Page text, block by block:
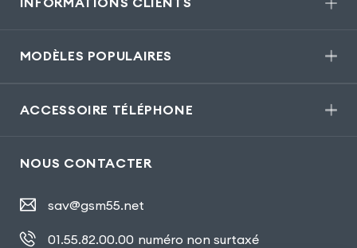
MODÈLES POPULAIRES
ACCESSOIRE TÉLÉPHONE
NOUS CONTACTER
sav@gsm55.net
01.55.82.00.00 numéro non surtaxé